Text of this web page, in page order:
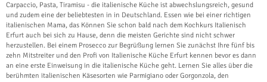
Carpaccio, Pasta, Tiramisu - die italienische Küche ist abwechslungsreich, gesund
und zudem eine der beliebtesten in in Deutschland. Essen wie bei einer richtigen
italienischen Mama, das Können Sie schon bald nach dem Kochkurs Italienisch
Erfurt auch bei sich zu Hause, denn die meisten Gerichte sind nicht schwer
herzustellen. Bei einem Prosecco zur Begrüßung lernen Sie zunächst Ihre fünf bis
zehn Mitstreiter und den Profi von Italienische Küche Erfurt kennen bevor es dann
an eine erste Einweisung in die italienische Küche geht. Lernen Sie alles über die
berühmten italienischen Käsesorten wie Parmigiano oder Gorgonzola, den